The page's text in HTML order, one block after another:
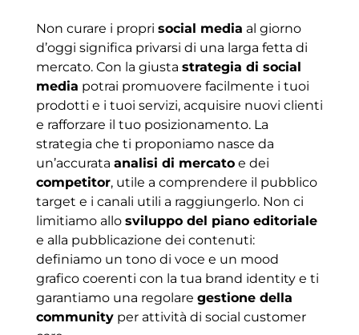
Non curare i propri social media al giorno
d’oggi significa privarsi di una larga fetta di
mercato. Con la giusta strategia di social
media potrai promuovere facilmente i tuoi
prodotti e i tuoi servizi, acquisire nuovi clienti
e rafforzare il tuo posizionamento. La
strategia che ti proponiamo nasce da
un’accurata analisi di mercatoe dei
competitor, utile a comprendere il pubblico
target e i canali utili a raggiungerlo. Non ci
limitiamo allo sviluppo del piano editoriale
e alla pubblicazione dei contenuti:
definiamo un tono di voce e un mood
grafico coerenti con la tua brand identity e ti
garantiamo una regolare gestione della
communityper attività di social customer